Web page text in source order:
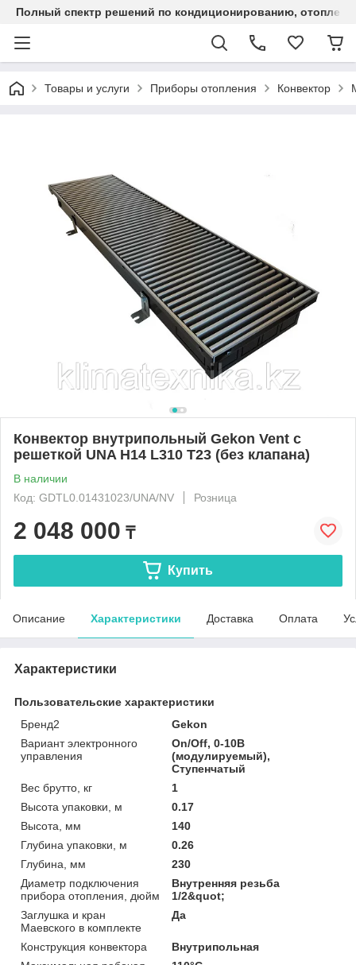
Полный спектр решений по кондиционированию,
Товары и услуги Приборы отопления Конвектор
Конвектор внутрипольный Gekon Vent с
решеткой UNA H14 L310 T23 (без клапана)
В наличии
Код: GDTL0.01431023/UNA/NV
Розница
2 048 000 ₸
Купить
Описание Характеристики Доставка Оплата
Характеристики
Пользовательские характеристики
Бренд2
Gekon
Вариант электронного
управления
On/Off, 0-10B
(модулируемый),
Ступенчатый
Вес брутто, кг
1
Высота упаковки, м
0.17
Высота, мм
140
Глубина упаковки, м
0.26
Глубина, мм
230
Диаметр подключения
прибора отопления, дюйм
Внутренняя резьба
1/2&quot;
Заглушка и кран
Маевского в комплекте
Да
Конструкция конвектора
Внутрипольная